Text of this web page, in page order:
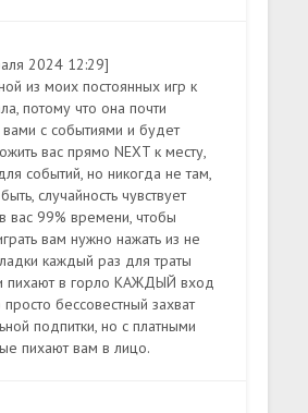
2024 12:29]
из моих постоянных игр к
потому что она почти
с событиями и будет
вас прямо NEXT к месту,
событий, но никогда не там,
случайность чувствует
вас 99% времени, чтобы
вам нужно нажать из не
каждый раз для траты
пихают в горло КАЖДЫЙ вход
бессовестный захват
подпитки, но с платными
пихают вам в лицо.